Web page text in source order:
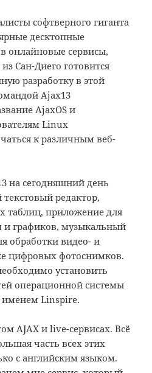
софтверного гиганта
десктопные
онлайновые сервисы,
Сан-Диего готовится
разработку в этой
Ajax13
AjaxOS и
Linux
к различным веб-
на сегодняшний день
редактор,
таблиц, приложение для
и графиков, музыкальный
обработки видео- и
цифровых фотоснимков.
установить
операционной системы
именем Linspire.
AJAX и live-сервисах. Всё
часть всех этих
с английским языком.